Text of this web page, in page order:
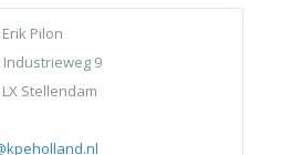
Erik Pilon
Industrieweg 9
Stellendam